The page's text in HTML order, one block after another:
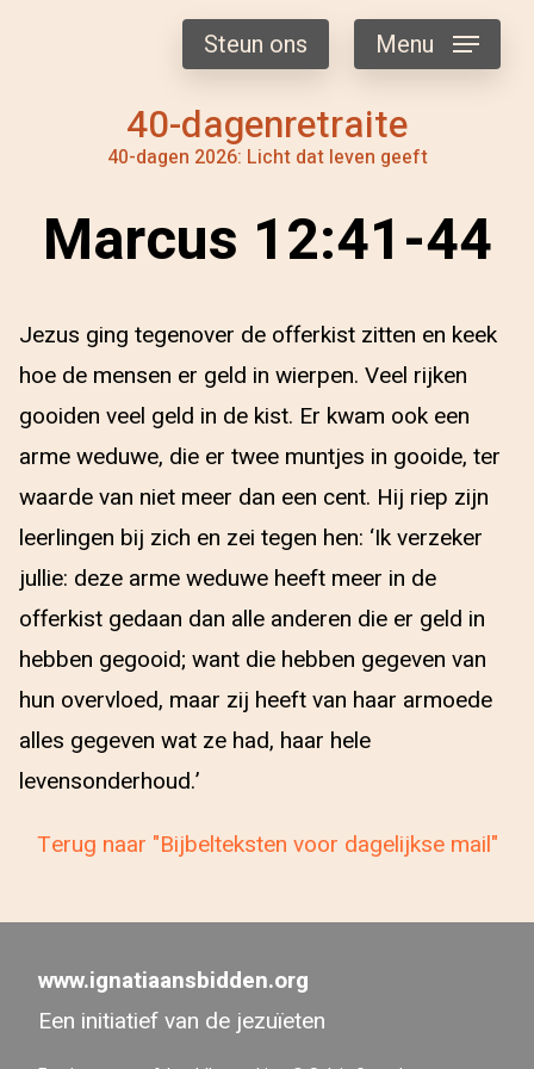
40-dagenretraite
40-dagen 2026: Licht dat leven geeft
Steun ons Menu
Marcus 12:41-44
Jezus ging tegenover de offerkist zitten en keek
hoe de mensen er geld in wierpen. Veel rijken
gooiden veel geld in de kist. Er kwam ook een
arme weduwe, die er twee muntjes in gooide, ter
waarde van niet meer dan een cent. Hij riep zijn
leerlingen bij zich en zei tegen hen: ‘Ik verzeker
jullie: deze arme weduwe heeft meer in de
offerkist gedaan dan alle anderen die er geld in
hebben gegooid; want die hebben gegeven van
hun overvloed, maar zij heeft van haar armoede
alles gegeven wat ze had, haar hele
levensonderhoud.’
Terug naar "Bijbelteksten voor dagelijkse mail"
www.ignatiaansbidden.org
Een initiatief van de jezuïeten